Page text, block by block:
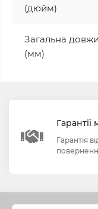
(дюйм)
Загальна
(мм)
Гарантії
Гарантія